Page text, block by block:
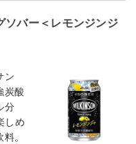
バー＜レモンジンジ
ン
炭酸
分
しめ
。